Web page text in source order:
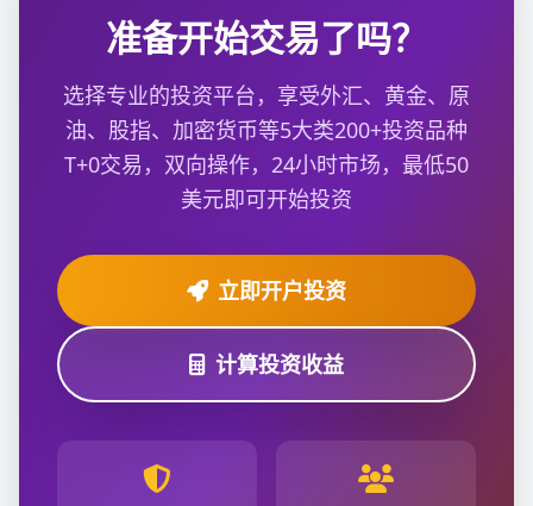
准备开始交易了吗？
选择专业的投资平台，享受外汇、黄金、原
油、股指、加密货币等5大类200+投资品种
T+0交易，双向操作，24小时市场，最低50
美元即可开始投资
立即开户投资
计算投资收益